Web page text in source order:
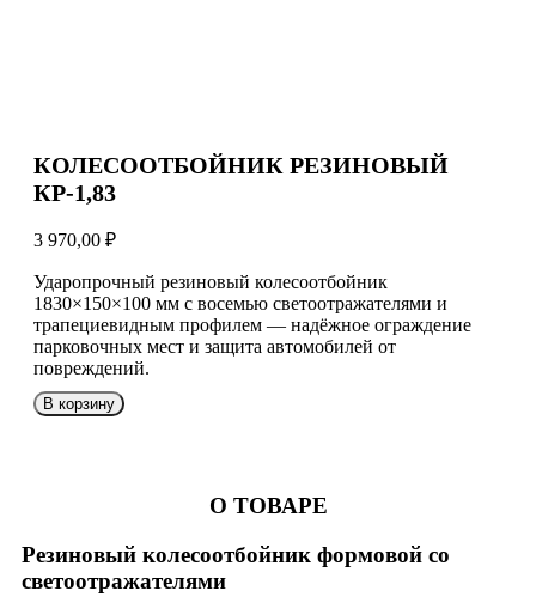
КОЛЕСООТБОЙНИК РЕЗИНОВЫЙ
КР-1,83
3 970,00 ₽
Ударопрочный резиновый колесоотбойник
1830×150×100 мм с восемью светоотражателями и
трапециевидным профилем — надёжное ограждение
парковочных мест и защита автомобилей от
повреждений.
В корзину
О ТОВАРЕ
Резиновый колесоотбойник формовой со
светоотражателями